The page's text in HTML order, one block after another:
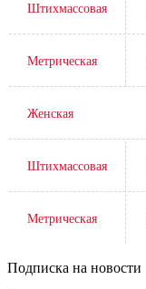
Штихмассовая
Метрическая
Женская
Штихмассовая
Метрическая
Подписка на новости